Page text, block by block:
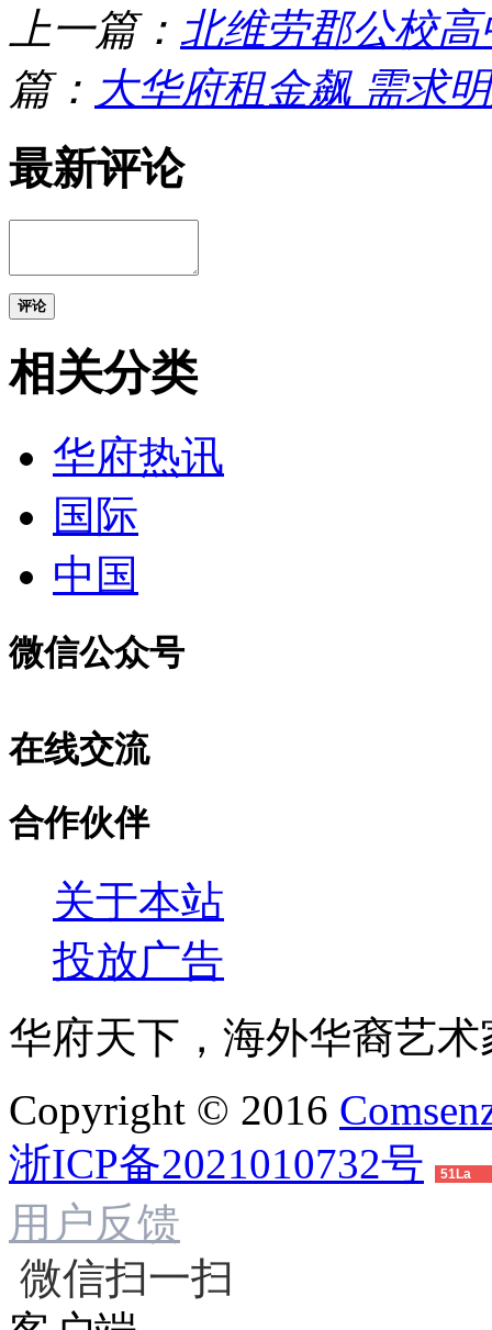
上一篇： 北维劳郡公校
篇： 大华府租金飙 需求
最新评论
评论
相关分类
华府热讯
国际
中国
微信公众号
在线交流
合作伙伴
关于本站
投放广告
华府天下，海外华裔艺
Copyright © 2016
浙ICP备2021010732号
51La
用户反馈
微信扫一扫